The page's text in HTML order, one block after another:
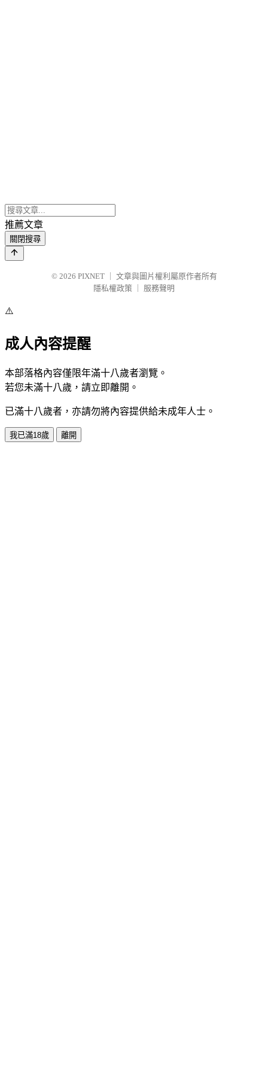
推薦文章
關閉搜尋
© 2026 PIXNET
文章與圖片權利屬原作者所有
隱私權政策
服務聲明
⚠️
成人內容提醒
本部落格內容僅限年滿十八歲者瀏覽。
若您未滿十八歲，請立即離開。
已滿十八歲者，亦請勿將內容提供給未成年人士。
我已滿18歲 離開